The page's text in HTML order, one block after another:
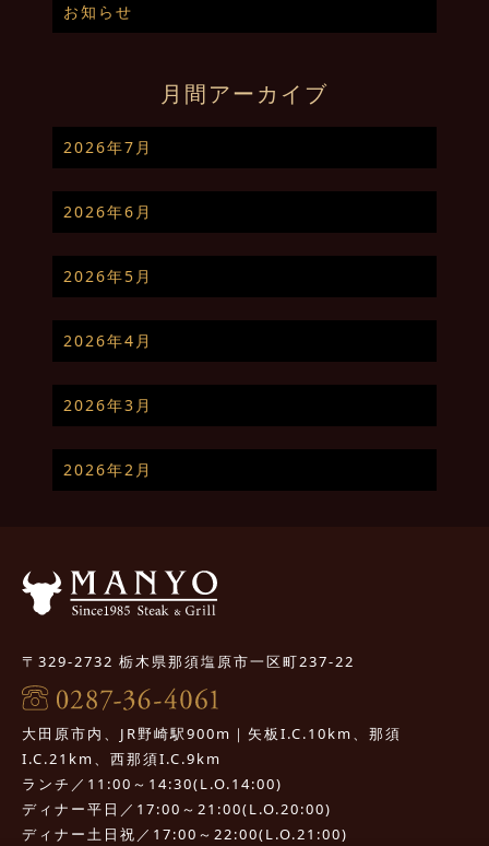
お知らせ
月間アーカイブ
2026年7月
2026年6月
2026年5月
2026年4月
2026年3月
2026年2月
〒329-2732 栃木県那須塩原市一区町237-22
大田原市内、JR野崎駅900m｜矢板I.C.10km、那須
I.C.21km、西那須I.C.9km
ランチ／11:00～14:30(L.O.14:00)
ディナー平日／17:00～21:00(L.O.20:00)
ディナー土日祝／17:00～22:00(L.O.21:00)